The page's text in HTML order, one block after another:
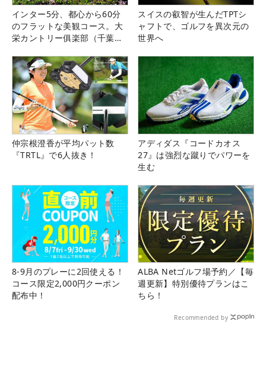
インター5分、都心から60分
のフラットな美観コース。大
栄カントリー俱楽部（千葉
スイスの叡智が生んだTPTシ
ャフトで、ゴルフを異次元の
世界へ
仲宗根澄香が平均パット数
『TRTL』で6人抜き！
アディダス『コードカオス
27』は強烈な蹴りでパワーを
生む
8-9月のプレーに2回使える！
コース限定2,000円クーポン
配布中！
ALBA Netゴルフ場予約／【毎
週更新】特別優待プランはこ
ちら！
Recommended by